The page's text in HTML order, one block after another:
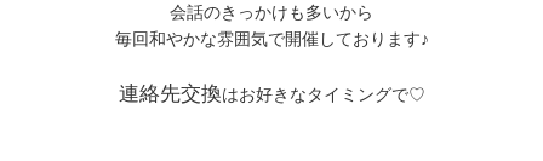
会話のきっかけも多いから
毎回和やかな雰囲気で開催しております♪
連絡先交換はお好きなタイミングで♡